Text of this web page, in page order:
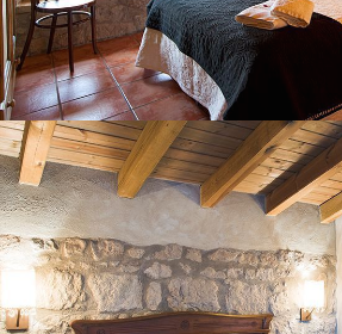
HABITACIÓN 6